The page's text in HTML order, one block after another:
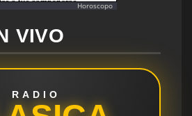
Horoscopo
VIVO
RADIO